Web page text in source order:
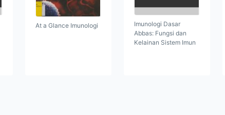
At a Glance Imunologi
Imunologi Dasar
Abbas: Fungsi dan
Kelainan Sistem Imun